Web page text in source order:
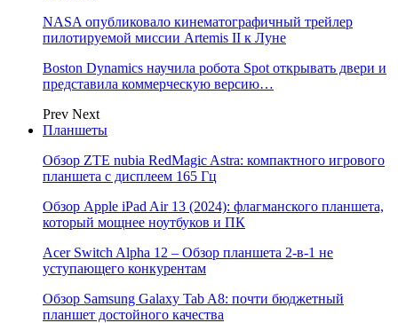
NASA опубликовало кинематографичный трейлер
пилотируемой миссии Artemis II к Луне
Boston Dynamics научила робота Spot открывать двери и
представила коммерческую версию…
Prev Next
Планшеты
Обзор ZTE nubia RedMagic Astra: компактного игрового
планшета с дисплеем 165 Гц
Обзор Apple iPad Air 13 (2024): флагманского планшета,
который мощнее ноутбуков и ПК
Acer Switch Alpha 12 – Обзор планшета 2-в-1 не
уступающего конкурентам
Обзор Samsung Galaxy Tab A8: почти бюджетный
планшет достойного качества